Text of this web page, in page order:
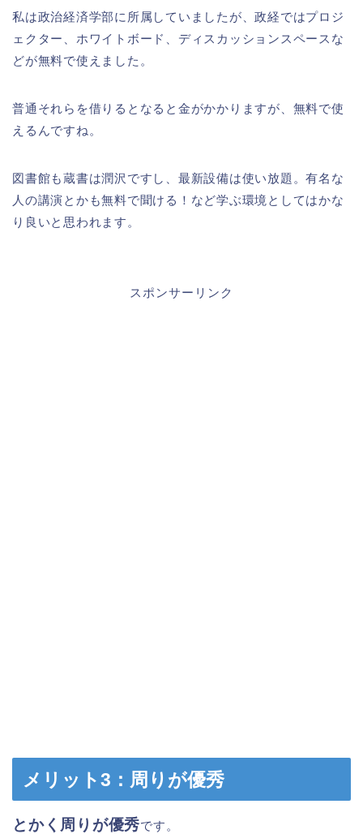
私は政治経済学部に所属していましたが、政経ではプロジ
ェクター、ホワイトボード、ディスカッションスペースな
どが無料で使えました。
普通それらを借りるとなると金がかかりますが、無料で使
えるんですね。
図書館も蔵書は潤沢ですし、最新設備は使い放題。有名な
人の講演とかも無料で聞ける！など学ぶ環境としてはかな
り良いと思われます。
スポンサーリンク
メリット3：周りが優秀
とかく周りが優秀です。